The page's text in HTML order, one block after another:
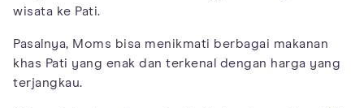
wisata ke Pati.
Pasalnya, Moms bisa menikmati berbagai makanan
khas Pati yang enak dan terkenal dengan harga yang
terjangkau.